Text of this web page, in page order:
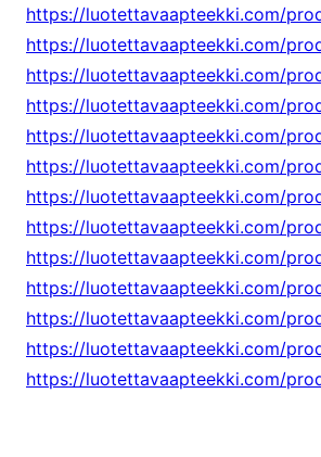
https://luotettavaapteekki.com/
https://luotettavaapteekki.com/
https://luotettavaapteekki.com/
https://luotettavaapteekki.com/
https://luotettavaapteekki.com/
https://luotettavaapteekki.com/
https://luotettavaapteekki.com/
https://luotettavaapteekki.com/
https://luotettavaapteekki.com/
https://luotettavaapteekki.com/
https://luotettavaapteekki.com/
https://luotettavaapteekki.com/
https://luotettavaapteekki.com/